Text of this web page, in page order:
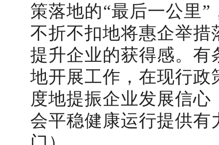
策落地的“最后一公里
不折不扣地将惠企举
提升企业的获得感。
地开展工作，在现行
度地提振企业发展信
会平稳健康运行提供